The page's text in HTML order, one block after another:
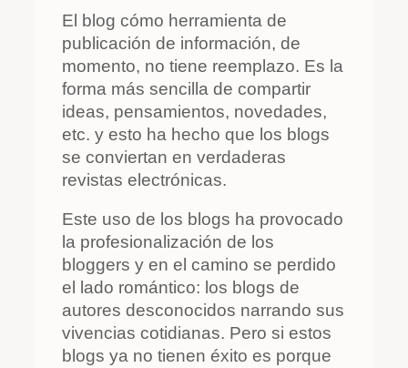
El blog cómo herramienta de
publicación de información, de
momento, no tiene reemplazo. Es la
forma más sencilla de compartir
ideas, pensamientos, novedades,
etc. y esto ha hecho que los blogs
se conviertan en verdaderas
revistas electrónicas.
Este uso de los blogs ha provocado
la profesionalización de los
bloggers y en el camino se perdido
el lado romántico: los blogs de
autores desconocidos narrando sus
vivencias cotidianas. Pero si estos
blogs ya no tienen éxito es porque